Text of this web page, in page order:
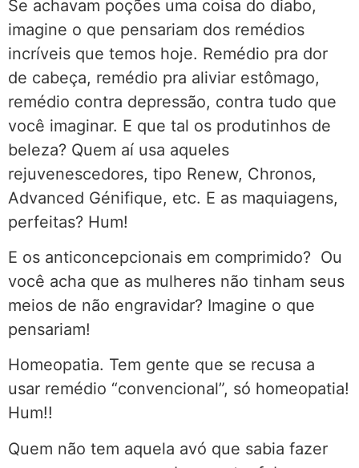
Se achavam poções uma coisa do diabo,
imagine o que pensariam dos remédios
incríveis que temos hoje. Remédio pra dor
de cabeça, remédio pra aliviar estômago,
remédio contra depressão, contra tudo que
você imaginar. E que tal os produtinhos de
beleza? Quem aí usa aqueles
rejuvenescedores, tipo Renew, Chronos,
Advanced Génifique, etc. E as maquiagens,
perfeitas? Hum!
E os anticoncepcionais em comprimido? Ou
você acha que as mulheres não tinham seus
meios de não engravidar? Imagine o que
pensariam!
Homeopatia. Tem gente que se recusa a
usar remédio “convencional”, só homeopatia!
Hum!!
Quem não tem aquela avó que sabia fazer